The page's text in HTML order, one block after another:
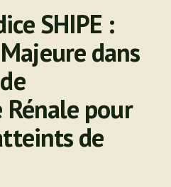
SHIPE :
dans
pour
de